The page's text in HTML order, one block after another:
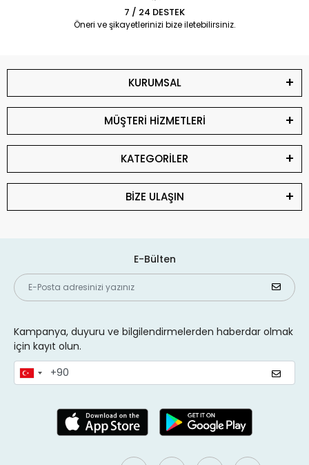
7 / 24 DESTEK
Öneri ve şikayetlerinizi bize iletebilirsiniz.
KURUMSAL
MÜŞTERİ HİZMETLERİ
KATEGORİLER
BİZE ULAŞIN
E-Bülten
Kampanya, duyuru ve bilgilendirmelerden haberdar olmak
için kayıt olun.